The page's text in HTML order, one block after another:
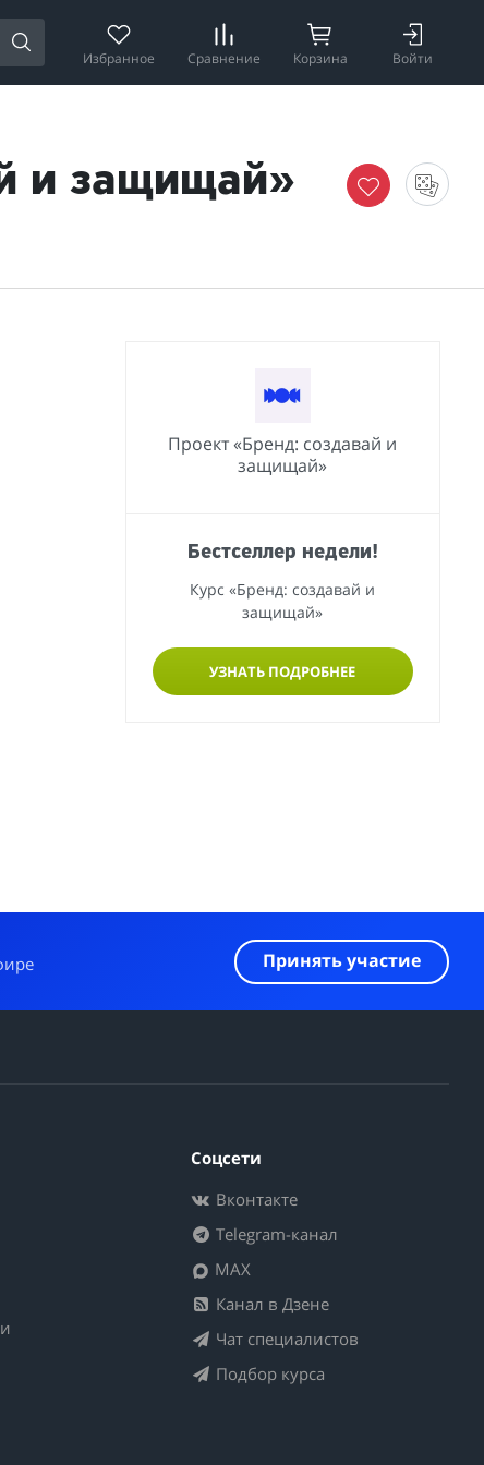
Избранное Сравнение Корзина Войти
и защищай»
Проект «Бренд: создавай и
защищай»
Бестселлер недели!
Курс «Бренд: создавай и
защищай»
УЗНАТЬ ПОДРОБНЕЕ
Принять участие
Соцсети
Вконтакте
Telegram-канал
MAX
Канал в Дзене
Чат специалистов
Подбор курса